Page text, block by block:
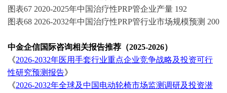
图表67 2020-2025年中国治疗性PRP管企业产量 192
图表68 2026-2032年中国治疗性PRP管行业市场规模预测 200
中金企信国际咨询相关报告推荐（2025-2026）
《2026-2032年医用手套行业重点企业竞争战略及投资可行
性研究预测报告》
《2026-2032年全球及中国电动轮椅市场监测调研及投资潜